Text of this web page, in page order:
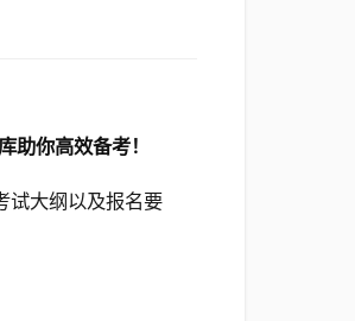
助你高效备考！
试大纲以及报名要